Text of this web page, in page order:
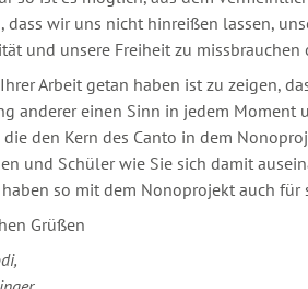
dass wir uns nicht hinreißen lassen,
und unsere Freiheit zu missbrauchen
Arbeit getan haben ist zu zeigen,
anderer einen Sinn in jedem Moment
die den Kern des Canto in dem
und Schüler wie Sie sich damit
haben so mit dem Nonoprojekt auch
Grüßen